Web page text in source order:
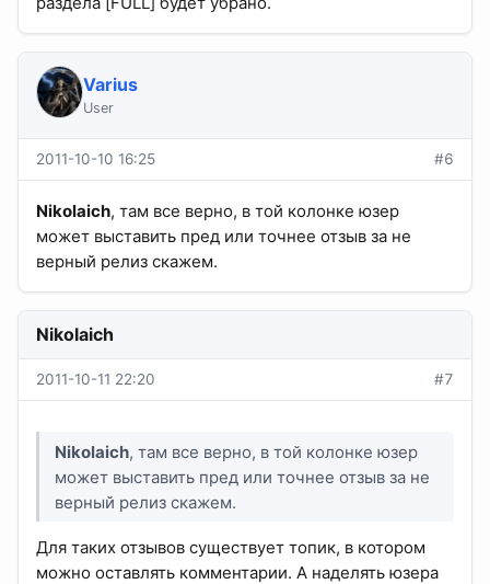
Varius
User
2011-10-10 16:25 #6
Nikolaich, там все верно, в той колонке юзер
может выставить пред или точнее отзыв за не
верный релиз скажем.
Nikolaich
2011-10-11 22:20 #7
Nikolaich, там все верно, в той колонке юзер
может выставить пред или точнее отзыв за не
верный релиз скажем.
Для таких отзывов существует топик, в котором
можно оставлять комментарии. А наделять юзера